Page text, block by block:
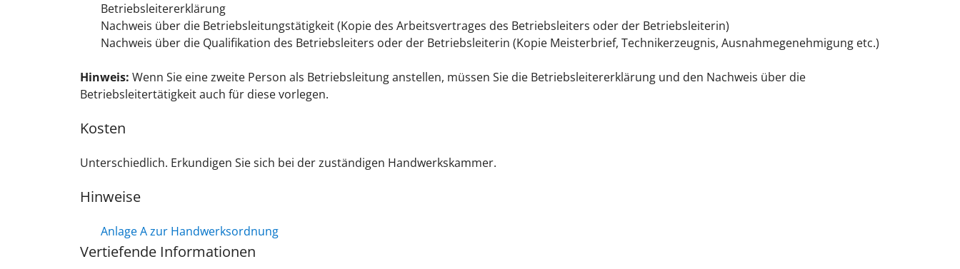
Betriebsleitererklärung
Nachweis über die Betriebsleitungstätigkeit (Kopie des Arbeitsvertrages des Betriebsleiters oder der Betriebsleiterin)
Nachweis über die Qualifikation des Betriebsleiters oder der Betriebsleiterin (Kopie Meisterbrief, Technikerzeugnis, Ausnahmegenehmigung etc.)
Hinweis: Wenn Sie eine zweite Person als Betriebsleitung anstellen, müssen Sie die Betriebsleitererklärung und den Nachweis über die
Betriebsleitertätigkeit auch für diese vorlegen.
Kosten
Unterschiedlich. Erkundigen Sie sich bei der zuständigen Handwerkskammer.
Hinweise
Anlage A zur Handwerksordnung
Vertiefende Informationen